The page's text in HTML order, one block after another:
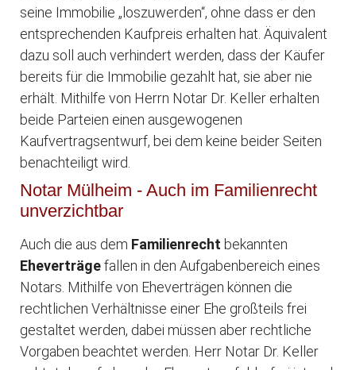
seine Immobilie „loszuwerden“, ohne dass er den
entsprechenden Kaufpreis erhalten hat. Äquivalent
dazu soll auch verhindert werden, dass der Käufer
bereits für die Immobilie gezahlt hat, sie aber nie
erhält. Mithilfe von Herrn Notar Dr. Keller erhalten
beide Parteien einen ausgewogenen
Kaufvertragsentwurf, bei dem keine beider Seiten
benachteiligt wird.
Notar Mülheim - Auch im Familienrecht
unverzichtbar
Auch die aus dem Familienrecht bekannten
Eheverträgefallen in den Aufgabenbereich eines
Notars. Mithilfe von Eheverträgen können die
rechtlichen Verhältnisse einer Ehe großteils frei
gestaltet werden, dabei müssen aber rechtliche
Vorgaben beachtet werden. Herr Notar Dr. Keller